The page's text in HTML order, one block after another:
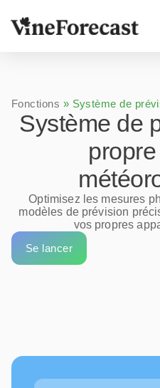
Fonctions » Système de
Système de
Optimisez les mesures
modèles de prévision
vos propres
Se lancer